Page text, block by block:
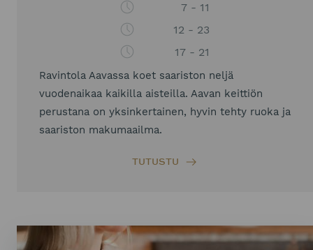
7 - 11
12 - 23
17 - 21
Ravintola Aavassa koet saariston neljä
vuodenaikaa kaikilla aisteilla. Aavan keittiön
perustana on yksinkertainen, hyvin tehty ruoka ja
saariston makumaailma.
TUTUSTU